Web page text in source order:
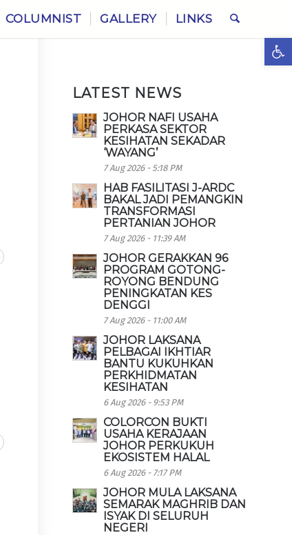
COLUMNIST GALLERY LINKS
LATEST NEWS
JOHOR NAFI USAHA
PERKASA SEKTOR
KESIHATAN SEKADAR
‘WAYANG’
7 Aug 2026 - 5:18 PM
HAB FASILITASI J-ARDC
BAKAL JADI PEMANGKIN
TRANSFORMASI
PERTANIAN JOHOR
7 Aug 2026 - 11:39 AM
JOHOR GERAKKAN 96
PROGRAM GOTONG-
ROYONG BENDUNG
PENINGKATAN KES
DENGGI
7 Aug 2026 - 11:00 AM
JOHOR LAKSANA
PELBAGAI IKHTIAR
BANTU KUKUHKAN
PERKHIDMATAN
KESIHATAN
6 Aug 2026 - 9:53 PM
COLORCON BUKTI
USAHA KERAJAAN
JOHOR PERKUKUH
EKOSISTEM HALAL
6 Aug 2026 - 7:17 PM
JOHOR MULA LAKSANA
SEMARAK MAGHRIB DAN
ISYAK DI SELURUH
NEGERI